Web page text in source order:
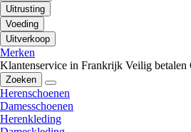
Uitrusting
Voeding
Uitverkoop
Merken
Klantenservice in Frankrijk Veilig betalen
Zoeken
Herenschoenen
Damesschoenen
Herenkleding